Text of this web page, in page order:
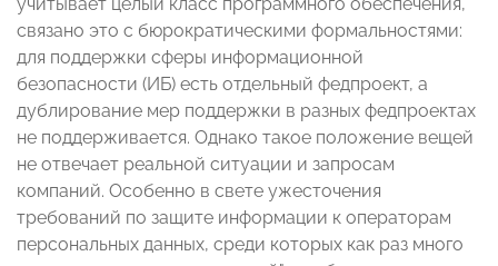
связано это с бюрократическими формальностями:
для поддержки сферы информационной
безопасности (ИБ) есть отдельный федпроект, а
дублирование мер поддержки в разных федпроектах
не поддерживается. Однако такое положение вещей
не отвечает реальной ситуации и запросам
компаний. Особенно в свете ужесточения
требований по защите информации к операторам
персональных данных, среди которых как раз много